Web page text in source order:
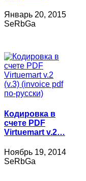
Январь 20, 2015
SeRbGa
Кодировка в
счете PDF
Virtuemart v.2…
Ноябрь 19, 2014
SeRbGa